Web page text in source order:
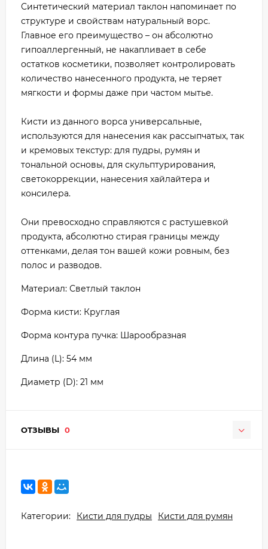
Синтетический материал таклон напоминает по
структуре и свойствам натуральный ворс.
Главное его преимущество – он абсолютно
гипоаллергенный, не накапливает в себе
остатков косметики, позволяет контролировать
количество нанесенного продукта, не теряет
мягкости и формы даже при частом мытье.
Кисти из данного ворса универсальные,
используются для нанесения как рассыпчатых, так
и кремовых текстур: для пудры, румян и
тональной основы, для скульптурирования,
светокоррекции, нанесения хайлайтера и
консилера.
Они превосходно справляются с растушевкой
продукта, абсолютно стирая границы между
оттенками, делая тон вашей кожи ровным, без
полос и разводов.
Материал: Светлый таклон
Форма кисти: Круглая
Форма контура пучка: Шарообразная
Длина (L): 54 мм
Диаметр (D): 21 мм
ОТЗЫВЫ 0
Категории: Кисти для пудры Кисти для румян